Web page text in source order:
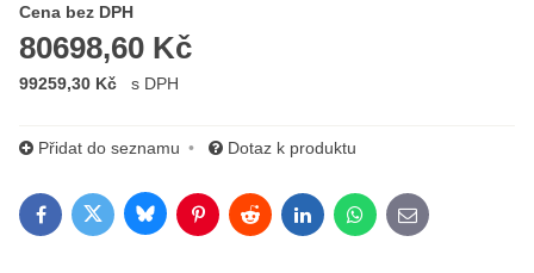
Cena bez DPH
80698,60 Kč
Cena s DPH
99259,30 Kč s DPH
Přidat do seznamu Dotaz k produktu
FacebookTwitterBlueskyPinterestRedditLinkedInWhatsApp
E-mail